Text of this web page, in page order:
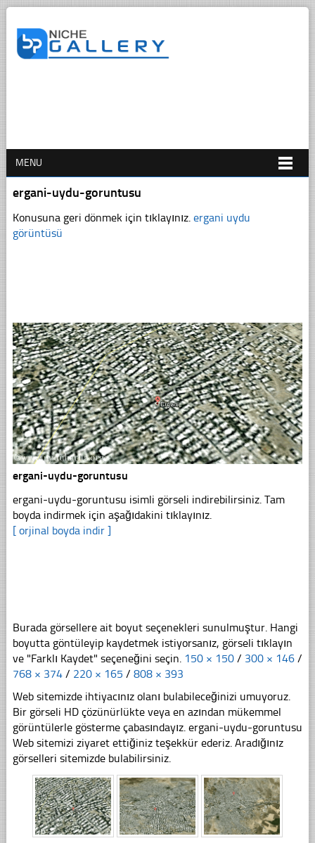
MENU
ergani-uydu-goruntusu
Konusuna geri dönmek için tıklayınız. ergani uydu
görüntüsü
ergani-uydu-goruntusu
ergani-uydu-goruntusu isimli görseli indirebilirsiniz. Tam
boyda indirmek için aşağıdakini tıklayınız.
[ orjinal boyda indir ]
Burada görsellere ait boyut seçenekleri sunulmuştur. Hangi
boyutta göntüleyip kaydetmek istiyorsanız, görseli tıklayın
ve "Farklı Kaydet" seçeneğini seçin. 150 × 150 / 300 × 146 /
768 × 374 / 220 × 165 / 808 × 393
Web sitemizde ihtiyacınız olanı bulabileceğinizi umuyoruz.
Bir görseli HD çözünürlükte veya en azından mükemmel
görüntülerle gösterme çabasındayız. ergani-uydu-goruntusu
Web sitemizi ziyaret ettiğiniz teşekkür ederiz. Aradığınız
görselleri sitemizde bulabilirsiniz.